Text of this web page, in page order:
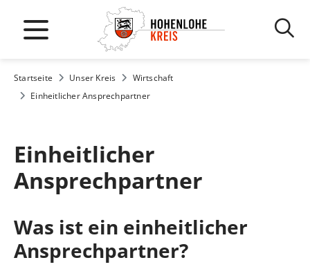
Startseite Unser Kreis
Wirtschaft
Einheitlicher Ansprechpartner
Einheitlicher
Ansprechpartner
Was ist ein einheitlicher
Ansprechpartner?